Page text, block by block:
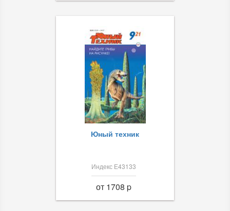
Юный техник
Индекс Е43133
от 1708 p